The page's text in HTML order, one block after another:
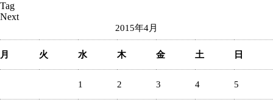
Tag
Next
2015年4月
月 火 水 木 金 土 日
1 2 3 4 5